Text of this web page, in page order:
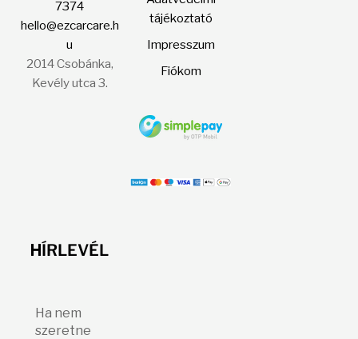
7374
hello@ezcarcare.h
u
2014 Csobánka,
Kevély utca 3.
tájékoztató
Impresszum
Fiókom
HÍRLEVÉL
Ha nem
szeretne